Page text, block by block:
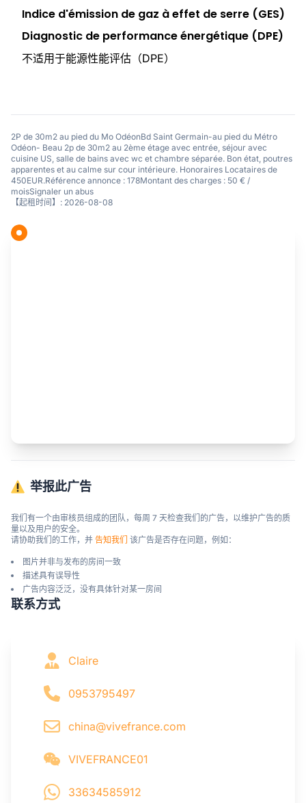
Indice d'émission de gaz à effet de serre (GES)
Diagnostic de performance énergétique (DPE)
不适用于能源性能评估（DPE）
2P de 30m2 au pied du Mo OdéonBd Saint Germain-au pied du Métro
Odéon- Beau 2p de 30m2 au 2ème étage avec entrée, séjour avec
cuisine US, salle de bains avec wc et chambre séparée. Bon état, poutres
apparentes et au calme sur cour intérieure. Honoraires Locataires de
450EUR.Référence annonce : 178Montant des charges : 50 € /
moisSignaler un abus
【起租时间】: 2026-08-08
举报此广告
我们有一个由审核员组成的团队，每周 7 天检查我们的广告，以维护广告的质
量以及用户的安全。
请协助我们的工作，并 告知我们 该广告是否存在问题，例如：
图片并非与发布的房间一致
描述具有误导性
广告内容泛泛，没有具体针对某一房间
联系方式
Claire
0953795497
china@vivefrance.com
VIVEFRANCE01
33634585912